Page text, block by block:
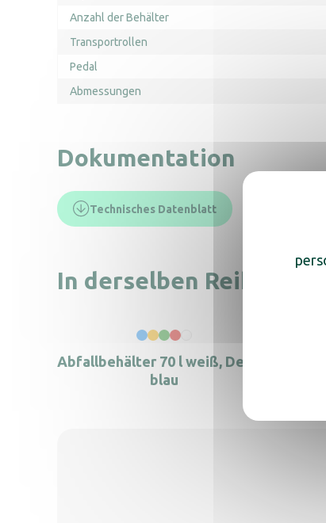
Anzahl der Behälter
Transportrollen
Pedal
Abmessungen
Dokumentation
Technisches Datenblatt
In derselben Reihe,
Abfallbehälter 70 l weiß, Deckel
blau